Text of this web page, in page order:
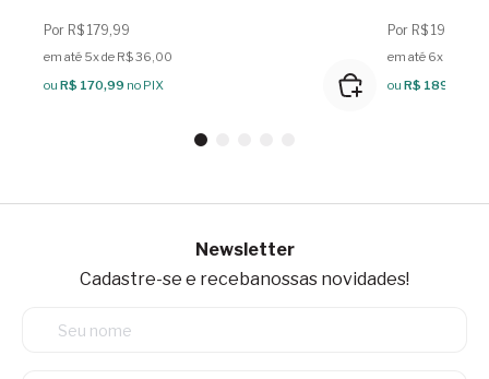
Por R$ 179,99
em até 5x de R$ 36,00
ou R$ 170,99 no PIX
Por R$ 199,99
em até 6x de R$
ou R$ 189,99
Newsletter
Cadastre-se e recebanossas novidades!